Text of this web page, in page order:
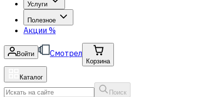
Услуги
Полезное
Акции %
Войти Смотрел
Корзина
Каталог
Поиск